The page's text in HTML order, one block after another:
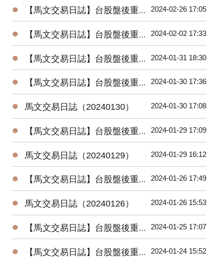
● 【馬文交易日誌】台股盤後重要數據（20240226） 2024-02-26 17:05
● 【馬文交易日誌】台股盤後重要數據（20240202） 2024-02-02 17:33
● 【馬文交易日誌】台股盤後重要數據（20240131） 2024-01-31 18:30
● 【馬文交易日誌】台股盤後重要數據（20240130） 2024-01-30 17:36
● 馬文交易日誌（20240130） 2024-01-30 17:08
● 【馬文交易日誌】台股盤後重要數據（20240129） 2024-01-29 17:09
● 馬文交易日誌（20240129） 2024-01-29 16:12
● 【馬文交易日誌】台股盤後重要數據（20240126） 2024-01-26 17:49
● 馬文交易日誌（20240126） 2024-01-26 15:53
● 【馬文交易日誌】台股盤後重要數據（20240125） 2024-01-25 17:07
● 【馬文交易日誌】台股盤後重要數據（20240124） 2024-01-24 15:52